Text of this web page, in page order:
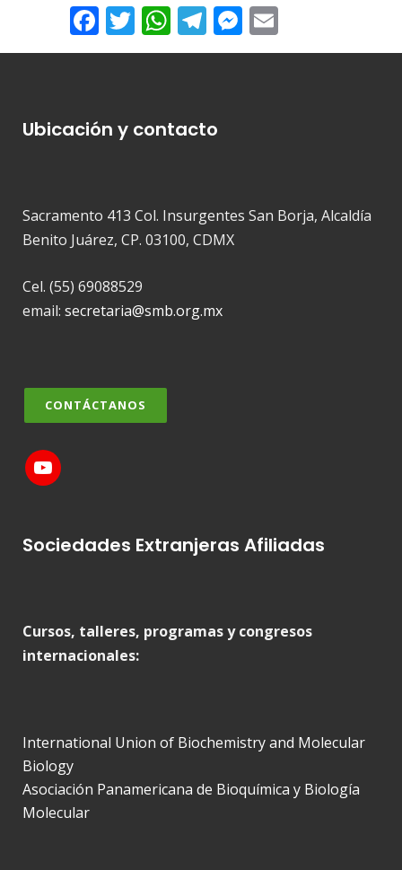
Facebook
Twitter
WhatsApp
Telegram
Messenger
Ubicación y contacto
Sacramento 413 Col. Insurgentes San Borja, Alcaldía
Benito Juárez, CP. 03100, CDMX
Cel. (55) 69088529
email: secretaria@smb.org.mx
CONTÁCTANOS
Sociedades Extranjeras Afiliadas
Cursos, talleres, programas y congresos
internacionales:
International Union of Biochemistry and Molecular
Biology
Asociación Panamericana de Bioquímica y Biología
Molecular